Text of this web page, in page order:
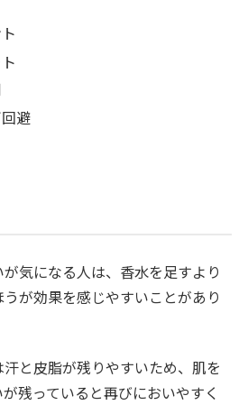
避
気になる人は、香水を足すより
が効果を感じやすいことがあり
と皮脂が残りやすいため、肌を
残っていると再びにおいやすく